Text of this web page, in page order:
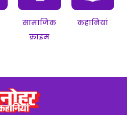
सामाजिक
क्राइम
कहानियां